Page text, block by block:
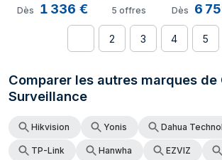
de sécurité IP Intérieure
Dès 1 336 € 5 offres
sécurité
Plafond/
Dès 6
2 3 4 5
Comparer les autres marques de
Surveillance
Hikvision Yonis Dahua
TP-Link Hanwha EZVIZ